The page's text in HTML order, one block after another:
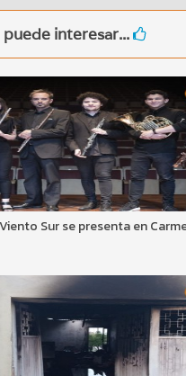
interesar...
Sur se presenta en